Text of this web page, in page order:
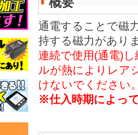
通電することで磁
持する磁力があり
連続で使用(通電)
ルが熱によりレア
けないでください
※仕入時期によっ